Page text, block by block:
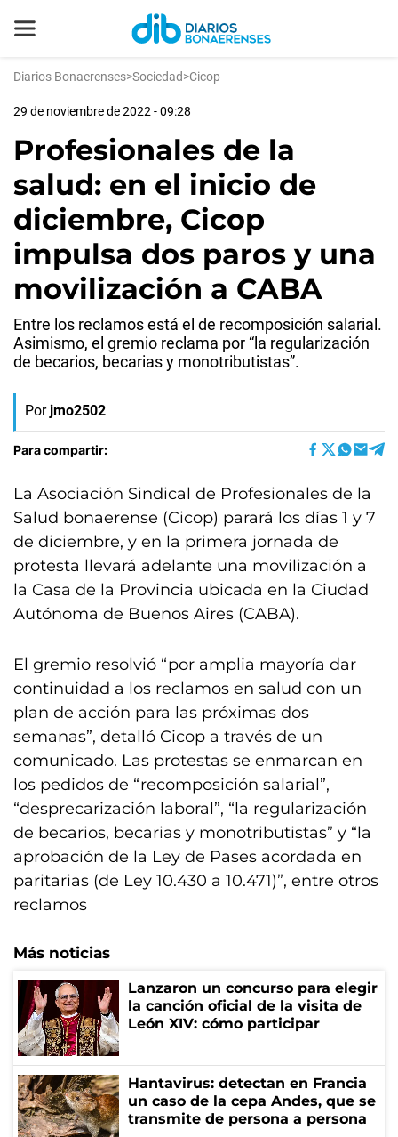
Diarios Bonaerenses>Sociedad>Cicop
29 de noviembre de 2022 - 09:28
Profesionales de la
salud: en el inicio de
diciembre, Cicop
impulsa dos paros y una
movilización a CABA
Entre los reclamos está el de recomposición salarial.
Asimismo, el gremio reclama por “la regularización
de becarios, becarias y monotributistas”.
Por jmo2502
Para compartir:
La Asociación Sindical de Profesionales de la
Salud bonaerense (Cicop) parará los días 1 y 7
de diciembre, y en la primera jornada de
protesta llevará adelante una movilización a
la Casa de la Provincia ubicada en la Ciudad
Autónoma de Buenos Aires (CABA).
El gremio resolvió “por amplia mayoría dar
continuidad a los reclamos en salud con un
plan de acción para las próximas dos
semanas”, detalló Cicop a través de un
comunicado. Las protestas se enmarcan en
los pedidos de “recomposición salarial”,
“desprecarización laboral”, “la regularización
de becarios, becarias y monotributistas” y “la
aprobación de la Ley de Pases acordada en
paritarias (de Ley 10.430 a 10.471)”, entre otros
reclamos
Más noticias
Lanzaron un concurso para elegir
la canción oficial de la visita de
León XIV: cómo participar
Hantavirus: detectan en Francia
un caso de la cepa Andes, que se
transmite de persona a persona